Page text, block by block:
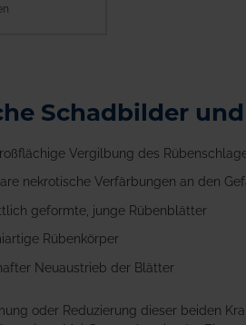
Schadbilder
Vergilbung des
nekrotische Verfärbungen an den
geformte, junge Rübenblätter
Rübenkörper
Neuaustrieb der Blätter
oder Reduzierung dieser beiden